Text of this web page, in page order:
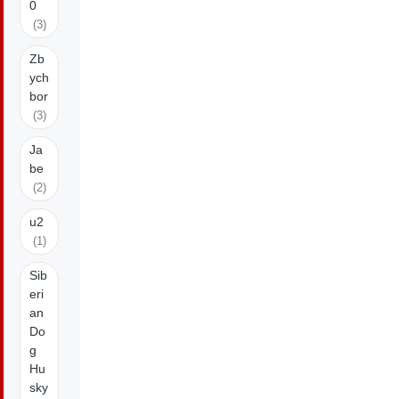
0
(3)
Zb
ych
bor
(3)
Ja
be
(2)
u2
(1)
Sib
eri
an
Do
g
Hu
sky